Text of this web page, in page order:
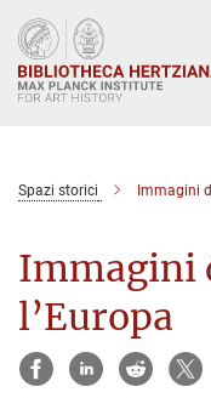
Main-
Content
Spazi storici Immagini
Immagini
l’Europa